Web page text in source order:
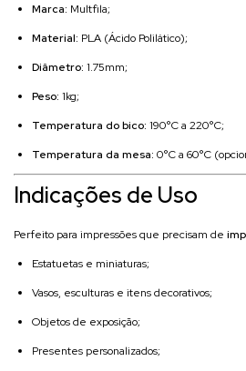
Marca: Multfila;
Material: PLA (Ácido Polilático);
Diâmetro: 1.75mm;
Peso: 1kg;
Temperatura do bico: 190°C a 220°C;
Temperatura da mesa: 0°C a 60°C
Indicações de Uso
Perfeito para impressões que precisam de
Estatuetas e miniaturas;
Vasos, esculturas e itens decorativos;
Objetos de exposição;
Presentes personalizados;